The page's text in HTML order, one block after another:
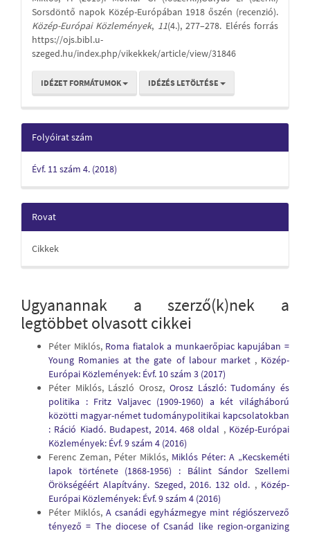
Sorsdöntő napok Közép-Európában 1918 őszén (recenzió).
Közép-Európai Közlemények, 11(4.), 277–278. Elérés forrás
https://ojs.bibl.u-
szeged.hu/index.php/vikekkek/article/view/31846
IDÉZET FORMÁTUMOK IDÉZÉS LETÖLTÉSE
Folyóirat szám
Évf. 11 szám 4. (2018)
Rovat
Cikkek
Ugyanannak a szerző(k)nek a
legtöbbet olvasott cikkei
Péter Miklós, Roma fiatalok a munkaerőpiac kapujában =
Young Romanies at the gate of labour market , Közép-
Európai Közlemények: Évf. 10 szám 3 (2017)
Péter Miklós, László Orosz, Orosz László: Tudomány és
politika : Fritz Valjavec (1909-1960) a két világháború
közötti magyar-német tudománypolitikai kapcsolatokban
: Ráció Kiadó. Budapest, 2014. 468 oldal , Közép-Európai
Közlemények: Évf. 9 szám 4 (2016)
Ferenc Zeman, Péter Miklós, Miklós Péter: A „Kecskeméti
lapok története (1868-1956) : Bálint Sándor Szellemi
Örökségéért Alapítvány. Szeged, 2016. 132 old. , Közép-
Európai Közlemények: Évf. 9 szám 4 (2016)
Péter Miklós, A csanádi egyházmegye mint régiószervező
tényező = The diocese of Csanád like region-organizing